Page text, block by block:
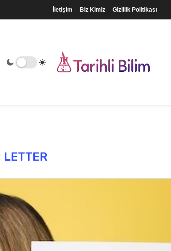
İletişim Biz Kimiz Gizlilik Politikası
LETTER